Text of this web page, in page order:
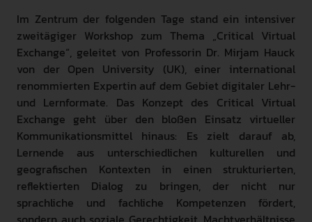
Im Zentrum der folgenden Tage stand ein intensiver
zweitägiger Workshop zum Thema „Critical Virtual
Exchange“, geleitet von Professorin Dr. Mirjam Hauck
von der Open University (UK), einer international
renommierten Expertin auf dem Gebiet digitaler Lehr-
und Lernformate. Das Konzept des Critical Virtual
Exchange geht über den bloßen Einsatz virtueller
Kommunikationsmittel hinaus: Es zielt darauf ab,
Lernende aus unterschiedlichen kulturellen und
geografischen Kontexten in einen strukturierten,
reflektierten Dialog zu bringen, der nicht nur
sprachliche und fachliche Kompetenzen fördert,